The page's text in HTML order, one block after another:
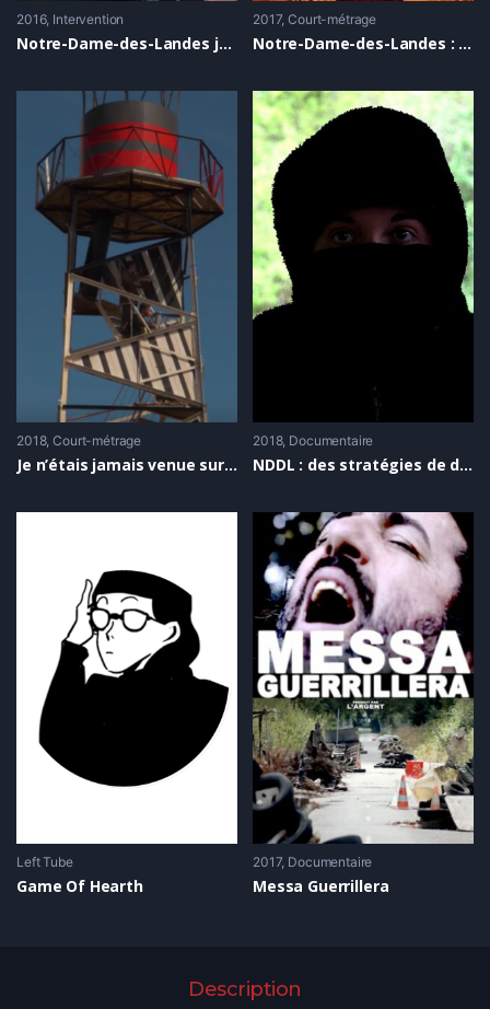
2016 Intervention
Notre-Dame-des-Landes janvier 2016 : Que sera la ZAD dans 10 ans ?
2017 Court-métrage
Notre-Dame-des-Landes : Céline Dion soutient la ZAD !
2018 Court-métrage
Je n’étais jamais venue sur la Zad
2018 Documentaire
NDDL : des stratégies de division
Left Tube
Game Of Hearth
2017 Documentaire
Messa Guerrillera
Description